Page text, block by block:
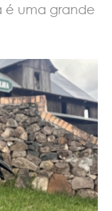
é uma grande